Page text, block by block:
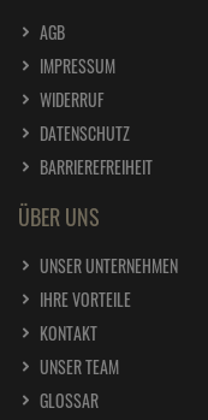
AGB
IMPRESSUM
WIDERRUF
DATENSCHUTZ
BARRIEREFREIHEIT
ÜBER UNS
UNSER UNTERNEHMEN
IHRE VORTEILE
KONTAKT
UNSER TEAM
GLOSSAR